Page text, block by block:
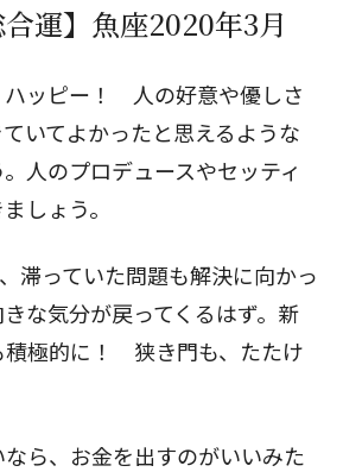
合運】魚座2020年3月
ハッピー！ 人の好意や優しさ
いてよかったと思えるような
人のプロデュースやセッティ
しょう。
滞っていた問題も解決に向かっ
な気分が戻ってくるはず。新
積極的に！ 狭き門も、たたけ
ら、お金を出すのがいいみた